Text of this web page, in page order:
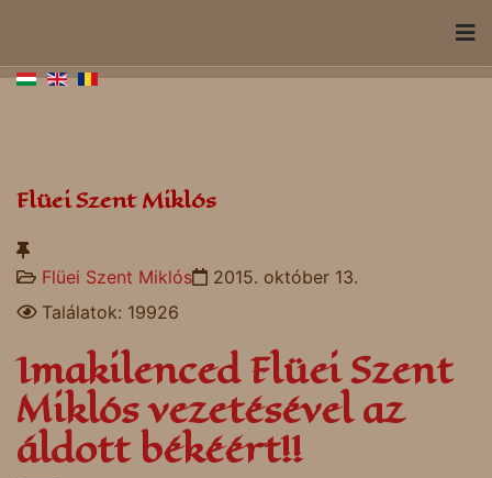
Flüei Szent Miklós
Flüei Szent Miklós
2015. október 13.
Találatok: 19926
Imakilenced Flüei Szent
Miklós vezetésével az
áldott békéért!!